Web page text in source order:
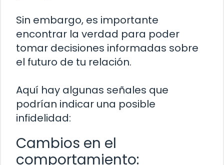
Sin embargo, es importante
encontrar la verdad para poder
tomar decisiones informadas sobre
el futuro de tu relación.
Aquí hay algunas señales que
podrían indicar una posible
infidelidad:
Cambios en el
comportamiento: